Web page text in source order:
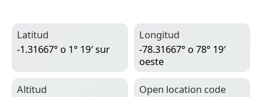
Latitud
-1.31667° o 1° 19′ sur
Longitud
-78.31667° o 78° 19′
oeste
Altitud
Open location code